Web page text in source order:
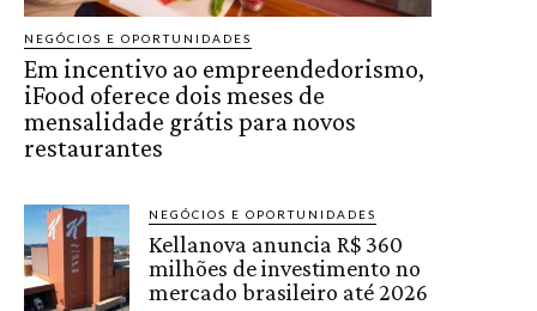
NEGÓCIOS E OPORTUNIDADES
Em incentivo ao empreendedorismo,
iFood oferece dois meses de
mensalidade grátis para novos
restaurantes
NEGÓCIOS E OPORTUNIDADES
Kellanova anuncia R$ 360
milhões de investimento no
mercado brasileiro até 2026